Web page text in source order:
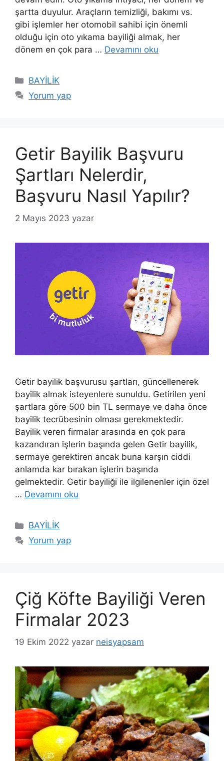
şartta duyulur. Araçların temizliği, bakımı vs.
gibi işlemler her otomobil sahibi için önemli
olduğu için oto yıkama bayiliği almak, her
dönem en çok para … Devamını oku
Kategoriler
BAYİLİK
Yorum yap
Getir Bayilik Başvuru
Şartları Nelerdir,
Başvuru Nasıl Yapılır?
2 Mayıs 2023 yazar
Getir bayilik başvurusu şartları, güncellenerek
bayilik almak isteyenlere sunuldu. Getirilen yeni
şartlara göre 500 bin TL sermaye ve daha önce
bayilik tecrübesinin olması gerekmektedir.
Bayilik veren firmalar arasında en çok para
kazandıran işlerin başında gelen Getir bayilik,
sermaye gerektiren ancak buna karşın ciddi
anlamda kar bırakan işlerin başında
gelmektedir. Getir bayiliği ile ilgilenenler için özel
… Devamını oku
Kategoriler
BAYİLİK
Yorum yap
Çiğ Köfte Bayiliği Veren
Firmalar 2023
19 Ekim 2022 yazar neisyapsam